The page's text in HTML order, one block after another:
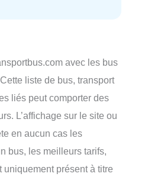
avec les bus
liste de bus, transport
liés peut comporter des
L’affichage sur le site ou
en aucun cas les
bus, les meilleurs tarifs,
présent à titre